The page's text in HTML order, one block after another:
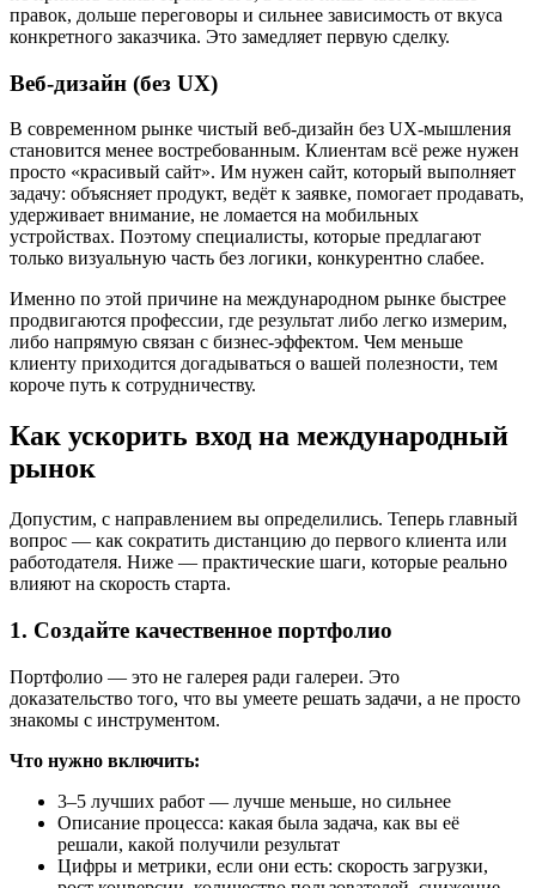
правок, дольше переговоры и сильнее зависимость от вкуса
конкретного заказчика. Это замедляет первую сделку.
Веб-дизайн (без UX)
В современном рынке чистый веб-дизайн без UX-мышления
становится менее востребованным. Клиентам всё реже нужен
просто «красивый сайт». Им нужен сайт, который выполняет
задачу: объясняет продукт, ведёт к заявке, помогает продавать,
удерживает внимание, не ломается на мобильных
устройствах. Поэтому специалисты, которые предлагают
только визуальную часть без логики, конкурентно слабее.
Именно по этой причине на международном рынке быстрее
продвигаются профессии, где результат либо легко измерим,
либо напрямую связан с бизнес-эффектом. Чем меньше
клиенту приходится догадываться о вашей полезности, тем
короче путь к сотрудничеству.
Как ускорить вход на международный
рынок
Допустим, с направлением вы определились. Теперь главный
вопрос — как сократить дистанцию до первого клиента или
работодателя. Ниже — практические шаги, которые реально
влияют на скорость старта.
1. Создайте качественное портфолио
Портфолио — это не галерея ради галереи. Это
доказательство того, что вы умеете решать задачи, а не просто
знакомы с инструментом.
Что нужно включить:
3–5 лучших работ — лучше меньше, но сильнее
Описание процесса: какая была задача, как вы её
решали, какой получили результат
Цифры и метрики, если они есть: скорость загрузки,